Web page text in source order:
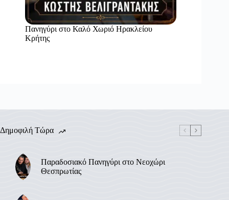
Πανηγύρι στο Καλό Χωριό Ηρακλείου
Κρήτης
Δημοφιλή Τώρα
Παραδοσιακό Πανηγύρι στο Νεοχώρι
Θεσπρωτίας